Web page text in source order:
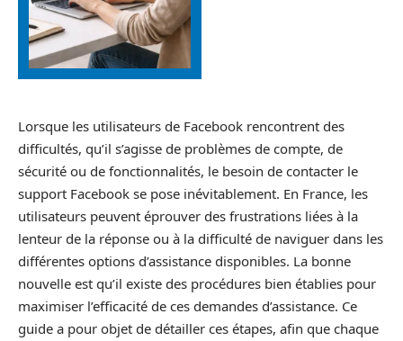
Lorsque les utilisateurs de Facebook rencontrent des
difficultés, qu’il s’agisse de problèmes de compte, de
sécurité ou de fonctionnalités, le besoin de contacter le
support Facebook se pose inévitablement. En France, les
utilisateurs peuvent éprouver des frustrations liées à la
lenteur de la réponse ou à la difficulté de naviguer dans les
différentes options d’assistance disponibles. La bonne
nouvelle est qu’il existe des procédures bien établies pour
maximiser l’efficacité de ces demandes d’assistance. Ce
guide a pour objet de détailler ces étapes, afin que chaque